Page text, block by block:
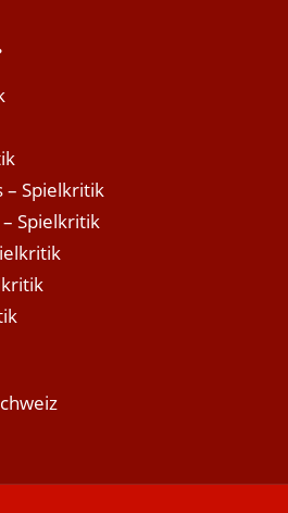
– Spielkritik
Spielkritik